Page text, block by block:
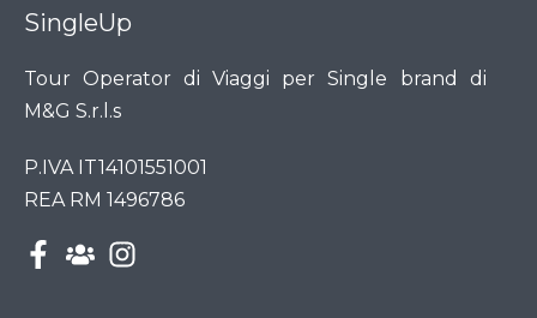
SingleUp
Tour Operator di Viaggi per Single brand di
M&G S.r.l.s
P.IVA IT14101551001
REA RM 1496786